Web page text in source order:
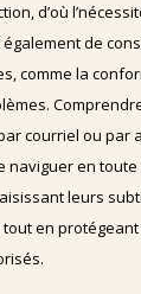
d’où
de
comme la
courriel ou par
naviguer en
leurs
en